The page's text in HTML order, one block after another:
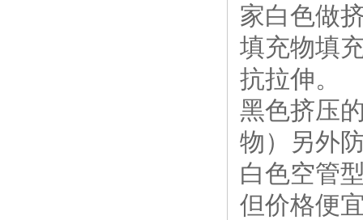
家白色做
填充物填
抗拉伸。
黑色挤压
物）另外
白色空管
但价格便